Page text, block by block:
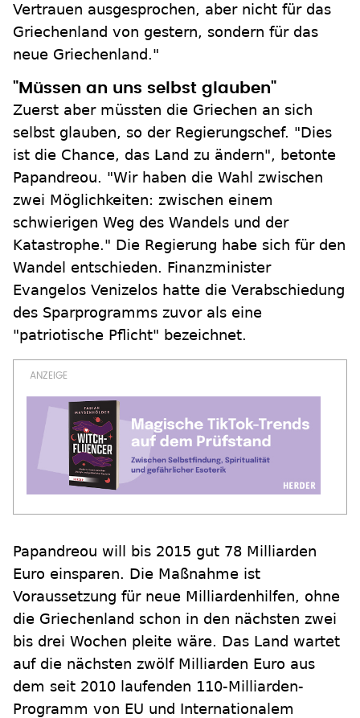
Vertrauen ausgesprochen, aber nicht für das
Griechenland von gestern, sondern für das
neue Griechenland."
"Müssen an uns selbst glauben"
Zuerst aber müssten die Griechen an sich
selbst glauben, so der Regierungschef. "Dies
ist die Chance, das Land zu ändern", betonte
Papandreou. "Wir haben die Wahl zwischen
zwei Möglichkeiten: zwischen einem
schwierigen Weg des Wandels und der
Katastrophe." Die Regierung habe sich für den
Wandel entschieden. Finanzminister
Evangelos Venizelos hatte die Verabschiedung
des Sparprogramms zuvor als eine
"patriotische Pflicht" bezeichnet.
Papandreou will bis 2015 gut 78 Milliarden
Euro einsparen. Die Maßnahme ist
Voraussetzung für neue Milliardenhilfen, ohne
die Griechenland schon in den nächsten zwei
bis drei Wochen pleite wäre. Das Land wartet
auf die nächsten zwölf Milliarden Euro aus
dem seit 2010 laufenden 110-Milliarden-
Programm von EU und Internationalem